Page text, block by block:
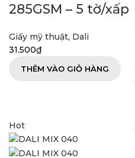
285GSM – 5 tờ/xấp
Giấy mỹ thuật, Dali
31.500₫
THÊM VÀO GIỎ HÀNG
Hot